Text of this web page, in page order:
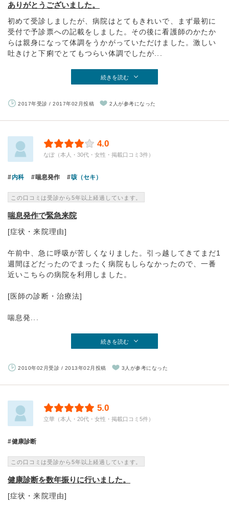
ありがとうございました。
初めて受診しましたが、病院はとてもきれいで、まず最初に
受付で予診票への記載をしました。その後に看護師のかたか
らは親身になって体調をうかがっていただけました。激しい
吐きけと下痢でとてもつらい体調でしたが...
続きを読む
2017年受診 / 2017年02月投稿 2人が参考になった
4.0
なぽ（本人・30代・女性・掲載口コミ3件）
内科 喘息発作 咳（セキ）
この口コミは受診から5年以上経過しています。
喘息発作で緊急来院
[症状・来院理由]
午前中、急に呼吸が苦しくなりました。引っ越してきてまだ1
週間ほどだったのでまったく病院もしらなかったので、一番
近いこちらの病院を利用しました。
[医師の診断・治療法]
喘息発...
続きを読む
2010年02月受診 / 2013年02月投稿 3人が参考になった
5.0
立華（本人・20代・女性・掲載口コミ5件）
健康診断
この口コミは受診から5年以上経過しています。
健康診断を数年振りに行いました。
[症状・来院理由]